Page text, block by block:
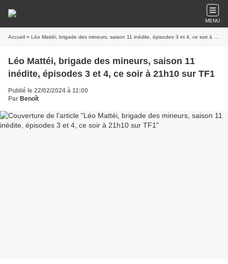
MENU
Accueil » Léo Mattéi, brigade des mineurs, saison 11 inédite, épisodes 3 et 4, ce soir à 21h10 sur TF1
Léo Mattéi, brigade des mineurs, saison 11
inédite, épisodes 3 et 4, ce soir à 21h10 sur TF1
Publié le 22/02/2024 à 11:00
Par Benoît